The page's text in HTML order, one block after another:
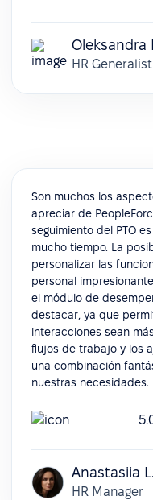
Oleksandra
HR Generalist
Son muchos los
apreciar de
seguimiento del PTO
mucho tiempo. La
personalizar las
personal
el módulo de
destacar, ya que
interacciones sean
flujos de trabajo y los
una combinación
nuestras necesidades.
Anastasiia L.
HR Manager